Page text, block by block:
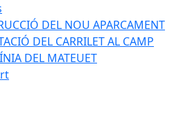
DEL NOU APARCAMENT
DEL CARRILET AL CAMP
DEL MATEUET